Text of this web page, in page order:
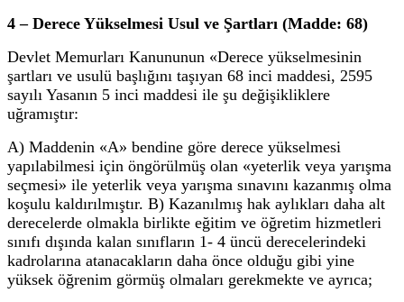
4 – Derece Yükselmesi Usul ve Şartları (Madde: 68)
Devlet Memurları Kanununun «Derece yükselmesinin
şartları ve usulü başlığını taşıyan 68 inci maddesi, 2595
sayılı Yasanın 5 inci maddesi ile şu değişikliklere
uğramıştır:
A) Maddenin «A» bendine göre derece yükselmesi
yapılabilmesi için öngörülmüş olan «yeterlik veya yarışma
seçmesi» ile yeterlik veya yarışma sınavını kazanmış olma
koşulu kaldırılmıştır. B) Kazanılmış hak aylıkları daha alt
derecelerde olmakla birlikte eğitim ve öğretim hizmetleri
sınıfı dışında kalan sınıfların 1- 4 üncü derecelerindeki
kadrolarına atanacakların daha önce olduğu gibi yine
yüksek öğrenim görmüş olmaları gerekmekte ve ayrıca;